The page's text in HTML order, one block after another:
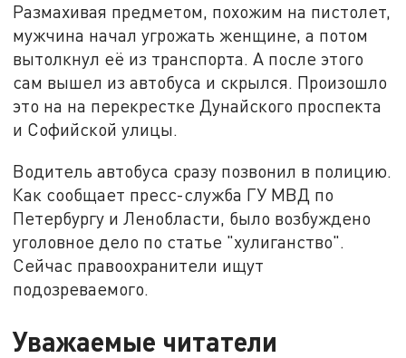
Размахивая предметом, похожим на пистолет,
мужчина начал угрожать женщине, а потом
вытолкнул её из транспорта. А после этого
сам вышел из автобуса и скрылся. Произошло
это на на перекрестке Дунайского проспекта
и Софийской улицы.
Водитель автобуса сразу позвонил в полицию.
Как сообщает пресс-служба ГУ МВД по
Петербургу и Ленобласти, было возбуждено
уголовное дело по статье "хулиганство".
Сейчас правоохранители ищут
подозреваемого.
Уважаемые читатели